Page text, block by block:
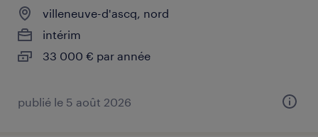
villeneuve-d'ascq, nord
intérim
33 000 € par année
publié le 5 août 2026